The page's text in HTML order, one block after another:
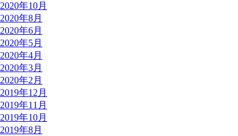
2020年10月
2020年8月
2020年6月
2020年5月
2020年4月
2020年3月
2020年2月
2019年12月
2019年11月
2019年10月
2019年8月